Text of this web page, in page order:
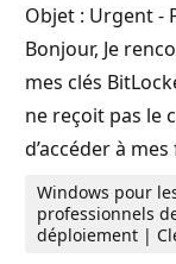
Objet : Urgent -
Bonjour, Je
mes clés
ne reçoit pas le
d’accéder à
Windows pour
professionnels
déploiement |